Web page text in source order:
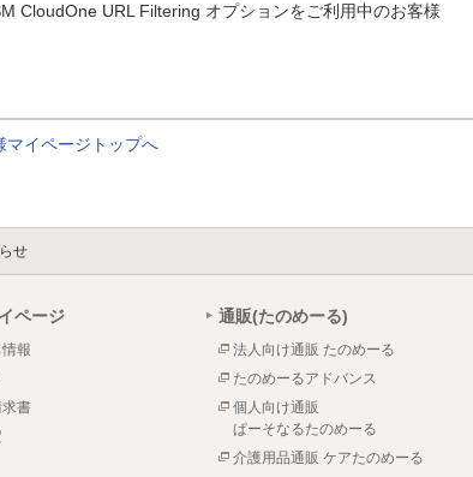
CloudOne URL Filtering オプションをご利用中のお客様
マイページトップへ
せ
ページ
報
書
通販(たのめーる)
法人向け通販 たのめーる
たのめーるアドバンス
個人向け通販
ぱーそなるたのめーる
介護用品通販 ケアたのめーる